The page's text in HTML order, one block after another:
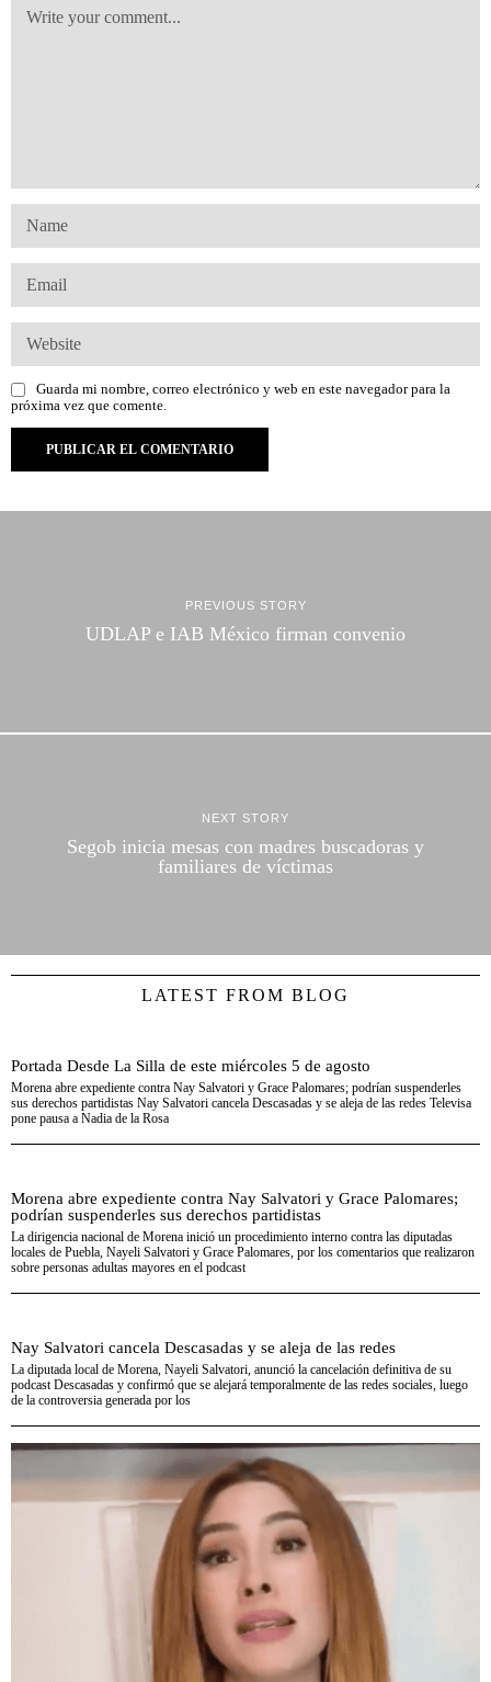
Guarda mi nombre, correo electrónico y web en este navegador para la
próxima vez que comente.
PREVIOUS STORY
UDLAP e IAB México firman convenio
NEXT STORY
Segob inicia mesas con madres buscadoras y
familiares de víctimas
LATEST FROM BLOG
Portada Desde La Silla de este miércoles 5 de agosto
Morena abre expediente contra Nay Salvatori y Grace Palomares; podrían suspenderles
sus derechos partidistas Nay Salvatori cancela Descasadas y se aleja de las redes Televisa
pone pausa a Nadia de la Rosa
Morena abre expediente contra Nay Salvatori y Grace Palomares;
podrían suspenderles sus derechos partidistas
La dirigencia nacional de Morena inició un procedimiento interno contra las diputadas
locales de Puebla, Nayeli Salvatori y Grace Palomares, por los comentarios que realizaron
sobre personas adultas mayores en el podcast
Nay Salvatori cancela Descasadas y se aleja de las redes
La diputada local de Morena, Nayeli Salvatori, anunció la cancelación definitiva de su
podcast Descasadas y confirmó que se alejará temporalmente de las redes sociales, luego
de la controversia generada por los